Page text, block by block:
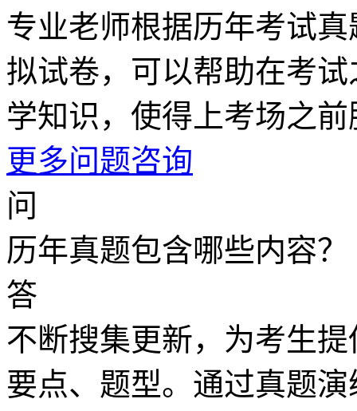
专业老师根据历年考试
拟试卷，可以帮助在考
学知识，使得上考场之
更多问题咨询
问
历年真题包含哪些内容？
答
不断搜集更新，为考生
要点、题型。通过真题